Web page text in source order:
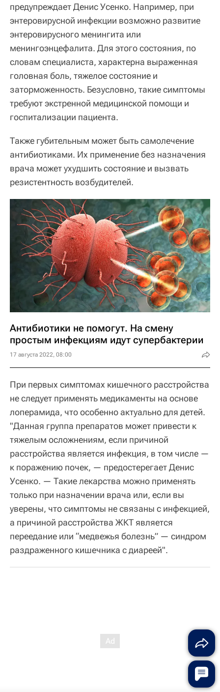
предупреждает Денис Усенко. Например, при
энтеровирусной инфекции возможно развитие
энтеровирусного менингита или
менингоэнцефалита. Для этого состояния, по
словам специалиста, характерна выраженная
головная боль, тяжелое состояние и
заторможенность. Безусловно, такие симптомы
требуют экстренной медицинской помощи и
госпитализации пациента.
Также губительным может быть самолечение
антибиотиками. Их применение без назначения
врача может ухудшить состояние и вызвать
резистентность возбудителей.
Антибиотики не помогут. На смену
простым инфекциям идут супербактерии
17 августа 2022, 08:00
При первых симптомах кишечного расстройства
не следует применять медикаменты на основе
лоперамида, что особенно актуально для детей.
"Данная группа препаратов может привести к
тяжелым осложнениям, если причиной
расстройства является инфекция, в том числе —
к поражению почек, — предостерегает Денис
Усенко. — Такие лекарства можно применять
только при назначении врача или, если вы
уверены, что симптомы не связаны с инфекцией,
а причиной расстройства ЖКТ является
переедание или “медвежья болезнь” — синдром
раздраженного кишечника с диареей".